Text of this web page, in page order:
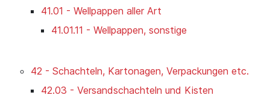
41.01 - Wellpappen aller Art
41.01.11 - Wellpappen, sonstige
42 - Schachteln, Kartonagen, Verpackungen etc.
42.03 - Versandschachteln und Kisten